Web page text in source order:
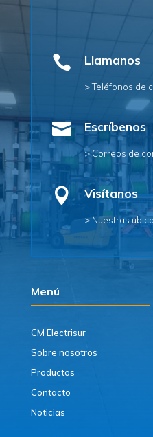
 Llamanos
> Teléfonos de
 Escríbenos
> Correos de
 Visítanos
> Nuestras
Menú
CM Electrisur
Sobre nosotros
Productos
Contacto
Noticias